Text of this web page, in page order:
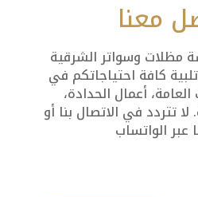
معنا
وسواتر الشرقية
كافة احتياجاتكم في
أعمال الحدادة،
تتردد في الاتصال بنا أو
عبر الواتساب